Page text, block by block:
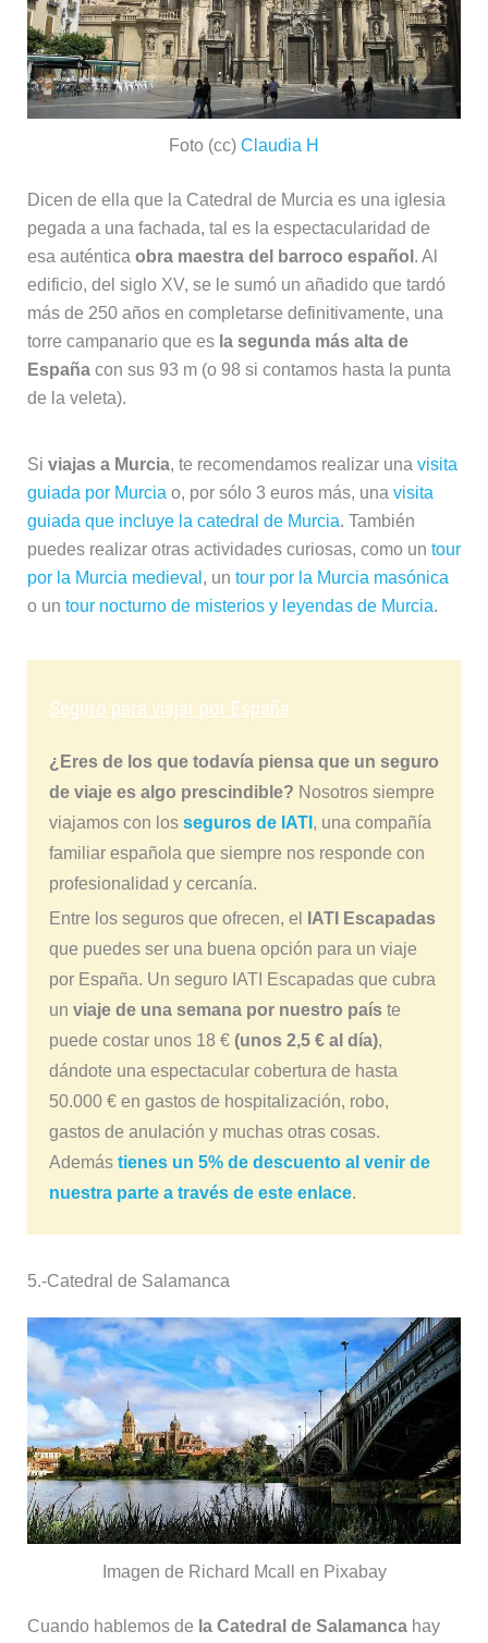
Foto (cc) Claudia H
Dicen de ella que la Catedral de Murcia es una iglesia
pegada a una fachada, tal es la espectacularidad de
esa auténtica obra maestra del barroco español . Al
edificio, del siglo XV, se le sumó un añadido que tardó
más de 250 años en completarse definitivamente, una
torre campanario que es la segunda más alta de
España con sus 93 m (o 98 si contamos hasta la punta
de la veleta).
Si viajas a Murcia, te recomendamos realizar una visita
guiada por Murciao, por sólo 3 euros más, una visita
guiada que incluye la catedral de Murcia. También
puedes realizar otras actividades curiosas, como un tour
por la Murcia medieval , un tour por la Murcia masónica
o un tour nocturno de misterios y leyendas de Murcia.
Seguro para viajar por España
¿Eres de los que todavía piensa que un seguro
de viaje es algo prescindible? Nosotros siempre
viajamos con los seguros de IATI , una compañía
familiar española que siempre nos responde con
profesionalidad y cercanía.
Entre los seguros que ofrecen, el
IATI Escapadas
que puedes ser una buena opción para un viaje
por España. Un seguro IATI Escapadas que cubra
un viaje de una semana por nuestro paíste
puede costar unos 18 € (unos 2,5 € al día),
dándote una espectacular cobertura de hasta
50.000 € en gastos de hospitalización, robo,
gastos de anulación y muchas otras cosas.
Además tienes un 5% de descuento al venir de
nuestra parte a través de este enlace.
5.-Catedral de Salamanca
Imagen de Richard Mcall en Pixabay
Cuando hablemos de la Catedral de Salamancahay